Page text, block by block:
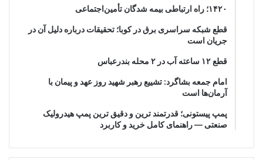
۱۴۲۰؛ راه ارتباطی بیمه شدگان تأمین‌اجتماعی
قطع شبکه سراسری برق در کوبا؛ تحقیقات درباره دلیل آن در
جریان است
قطع ۱۲ ساعته آب در ۲ محله بندرعباس
امام جمعه بشاگرد: تشییع رهبر شهید روز عهد و پیمان با
آرمان‌ها است
پمپ پیستونی؛ قدرتمند ترین و دقیق‌ ترین پمپ هیدرولیک
صنعتی — راهنمای کامل خرید و کاربرد